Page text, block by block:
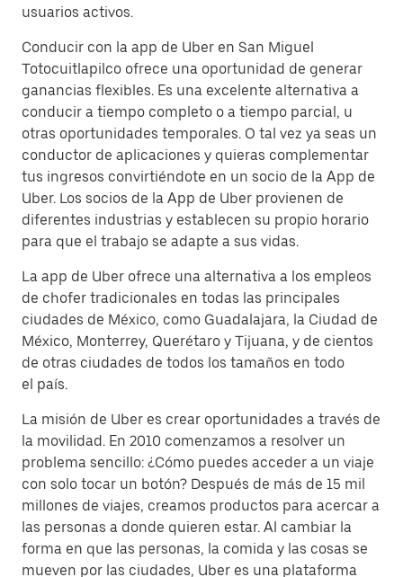
usuarios activos.
Conducir con la app de Uber en San Miguel
Totocuitlapilco ofrece una oportunidad de generar
ganancias flexibles. Es una excelente alternativa a
conducir a tiempo completo o a tiempo parcial, u
otras oportunidades temporales. O tal vez ya seas un
conductor de aplicaciones y quieras complementar
tus ingresos convirtiéndote en un socio de la App de
Uber. Los socios de la App de Uber provienen de
diferentes industrias y establecen su propio horario
para que el trabajo se adapte a sus vidas.
La app de Uber ofrece una alternativa a los empleos
de chofer tradicionales en todas las principales
ciudades de México, como Guadalajara, la Ciudad de
México, Monterrey, Querétaro y Tijuana, y de cientos
de otras ciudades de todos los tamaños en todo
el país.
La misión de Uber es crear oportunidades a través de
la movilidad. En 2010 comenzamos a resolver un
problema sencillo: ¿Cómo puedes acceder a un viaje
con solo tocar un botón? Después de más de 15 mil
millones de viajes, creamos productos para acercar a
las personas a donde quieren estar. Al cambiar la
forma en que las personas, la comida y las cosas se
mueven por las ciudades, Uber es una plataforma